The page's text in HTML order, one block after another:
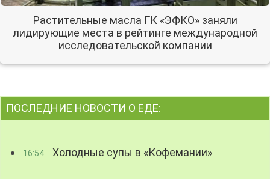
Растительные масла ГК «ЭФКО» заняли
лидирующие места в рейтинге международной
исследовательской компании
ПОСЛЕДНИЕ НОВОСТИ О ЕДЕ:
16:54 Холодные супы в «Кофемании»